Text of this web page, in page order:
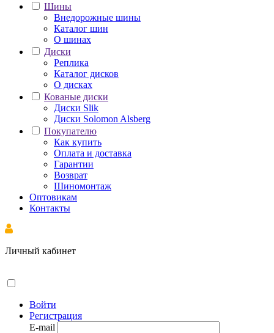
Шины
Внедорожные шины
Каталог шин
О шинах
Диски
Реплика
Каталог дисков
О дисках
Кованые диски
Диски Slik
Диски Solomon Alsberg
Покупателю
Как купить
Оплата и доставка
Гарантии
Возврат
Шиномонтаж
Оптовикам
Контакты
Личный кабинет
Войти
Регистрация
E-mail